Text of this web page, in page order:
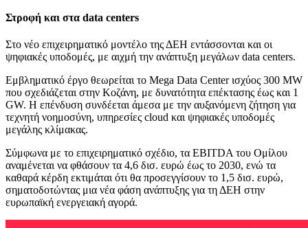
Στροφή και στα data centers
Στο νέο επιχειρηματικό μοντέλο της ΔΕΗ εντάσσονται και οι
ψηφιακές υποδομές, με αιχμή την ανάπτυξη μεγάλων data centers.
Εμβληματικό έργο θεωρείται το Mega Data Center ισχύος 300 MW
που σχεδιάζεται στην Κοζάνη, με δυνατότητα επέκτασης έως και 1
GW. Η επένδυση συνδέεται άμεσα με την αυξανόμενη ζήτηση για
τεχνητή νοημοσύνη, υπηρεσίες cloud και ψηφιακές υποδομές
μεγάλης κλίμακας.
Σύμφωνα με το επιχειρηματικό σχέδιο, τα EBITDA του Ομίλου
αναμένεται να φθάσουν τα 4,6 δισ. ευρώ έως το 2030, ενώ τα
καθαρά κέρδη εκτιμάται ότι θα προσεγγίσουν το 1,5 δισ. ευρώ,
σηματοδοτώντας μια νέα φάση ανάπτυξης για τη ΔΕΗ στην
ευρωπαϊκή ενεργειακή αγορά.